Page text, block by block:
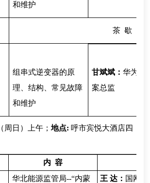
和维护
茶 歇
组串式逆变器的原
理、结构、常见故障
和维护
甘斌斌：华为智
案总监
（周日） 上午；地点: 呼市宾悦大酒店四
内 容
华北能源监管局--“内蒙
王 达： 国网